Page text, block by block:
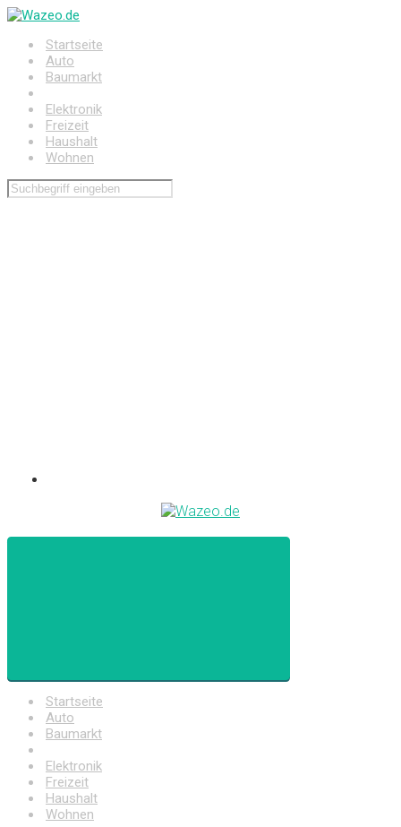
Zum
springenStartseite
Auto
Baumarkt
Elektronik
Freizeit
Haushalt
Wohnen
Startseite
Auto
Baumarkt
Elektronik
Freizeit
Haushalt
Wohnen